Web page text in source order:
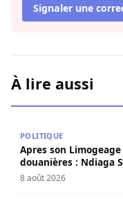
Signaler une
À lire aussi
POLITIQUE
Apres son
douanières : Ndiaga
8 août 2026